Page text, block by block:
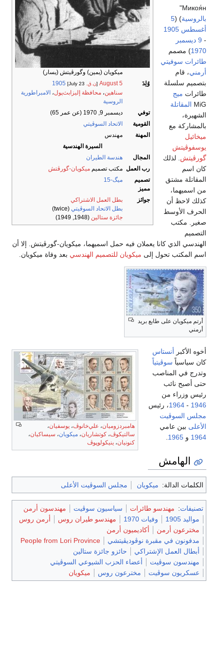
ميكويان (يمين) وگورڤيتش (يسار)
وُلِدَ
5 August
[ن.ق.
1905
سناهين، محافظة إليزابث‌پول، الامبراطورية
الروسية
توفي
ديسمبر 9, 1970 (عن عمر 65)
القومية
الاتحاد السوڤيتي
المهنة
مهندس
السيرة الهندسية
المجال
هندسة الطيران
رب العمل مكتب تصميم ميكويان-گورڤتش
تصميم
مميز
ميگ-15
جوائز
بطل العمل الاشتراكي
بطل الاتحاد السوڤيتي (twice)
جائزة ستالين (1948, 1949)
Микоя́н"
بالروسية) (
5
أغسطس 1905
- 9 ديسمبر
1970) مصمم
طائرات سوفيتي
أرمني، قام
بتصميم سلسلة
طائرات ميج
MiG المقاتلة
الشهيرة،
بالمشاركة مع
ميخائيل
يوسفوڤيتش
گورڤيتش . لذلك
كان اسم
المقاتلة مشتق
من اسميهما،
كذلك لاحظ أن
الحرف الأوسط
صغير. مكتب
التصميم
الهندسي الذي كانا يعملان فيه حمل اسميهما، ميكويان-گورڤيتش. إلا أن
اسم المكتب تحول إلى ميكويان للتصميم الهندسي بعد وفاة ميكويان.
أرتم ميكويان على طابع بريد
أرمني
هامبردزوميان، علي‌خانوڤ، يوسفيان،
سالتيكوڤ، كوتشاريان، ميكويان، سيساكيان،
كنونيان، ينيكولوپوڤ
أخوه الأكبر أنستاس
كان سياسياً سوڤيتياً
وتدرج في المناصب
حتى أصبح نائب
رئيس وزراء من
1946
-
1964، رئيس
مجلس السوڤيت
الأعلى بين عامي
1964 و 1965
.
الهامش
الكلمات الدالة: ميكويان مجلس السوڤيت الأعلى
تصنيفات: مهندسو طائرات سياسيون سوڤيت
مهندسون أرمن
مواليد 1905
وفيات 1970 مهندسو طيران روس
أرمن روس
مخترعون أرمن
أكاديميون أرمن
مدفونون في مقبرة نوڤوديڤيتشي
People from Lori Province
أبطال العمل الإشتراكي
حائزو جائزة ستالين
مهندسون سوڤيت
أعضاء الحزب الشيوعي السوڤيتي
عسكريون سوڤيت
مخترعون روس ميكويان